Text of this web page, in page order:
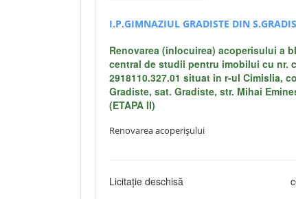
I.P.GIMNAZIUL GRADISTE DIN
Renovarea (inlocuirea) acoperisului a
central de studii pentru imobilui cu nr.
2918110.327.01 situat in r-ul Cimislia,
Gradiste, sat. Gradiste, str. Mihai
(ETAPA II)
Renovarea acoperișului
Licitație deschisă